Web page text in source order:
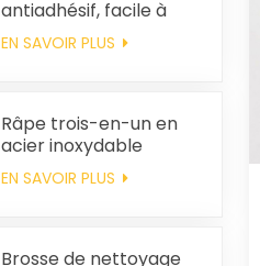
antiadhésif, facile à
nettoyer, épais,
imprimé, carré, en
écologique
EN SAVOIR PLUS
Râpe trois-en-un en
acier inoxydable
EN SAVOIR PLUS
Brosse de nettoyage